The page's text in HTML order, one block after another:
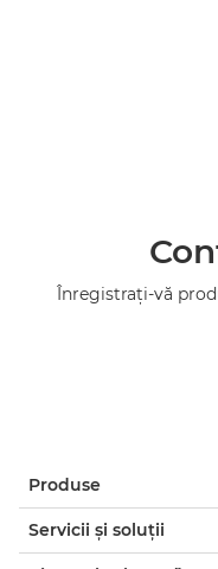
Înregistraţi-vă
Produse
Servicii şi soluţii